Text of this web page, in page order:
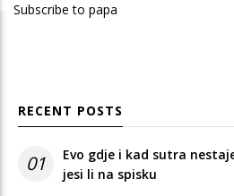
Subscribe to papa
RECENT POSTS
01
Evo gdje i kad sutra
jesi li na spisku